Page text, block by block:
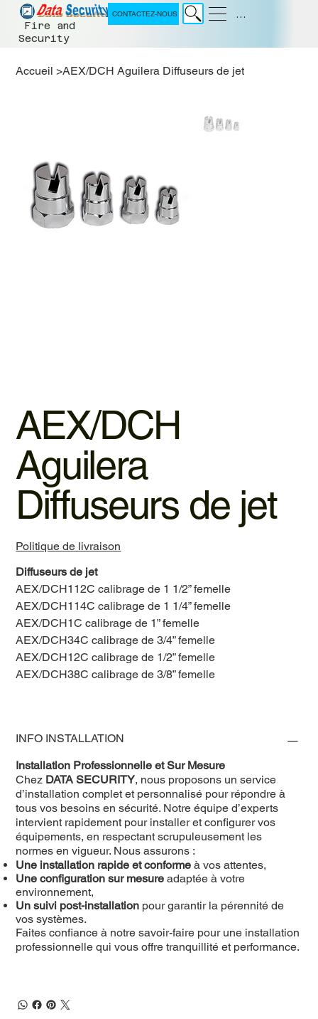
Fire and
Security
Menu
CONTACTEZ-NOUS
Accueil >AEX/DCH Aguilera Diffuseurs de jet
AEX/DCH
Aguilera
Diffuseurs de jet
Politique de livraison
Diffuseurs de jet
AEX/DCH112C calibrage de 1 1/2” femelle
AEX/DCH114C calibrage de 1 1/4” femelle
AEX/DCH1C calibrage de 1” femelle
AEX/DCH34C calibrage de 3/4” femelle
AEX/DCH12C calibrage de 1/2” femelle
AEX/DCH38C calibrage de 3/8” femelle
INFO INSTALLATION
Installation Professionnelle et Sur Mesure
Chez DATA SECURITY, nous proposons un service
d’installation complet et personnalisé pour répondre à
tous vos besoins en sécurité. Notre équipe d’experts
intervient rapidement pour installer et configurer vos
équipements, en respectant scrupuleusement les
normes en vigueur. Nous assurons :
Une installation rapide et conforme à vos attentes,
Une configuration sur mesure adaptée à votre
environnement,
Un suivi post-installation pour garantir la pérennité de
vos systèmes.
Faites confiance à notre savoir-faire pour une installation
professionnelle qui vous offre tranquillité et performance.